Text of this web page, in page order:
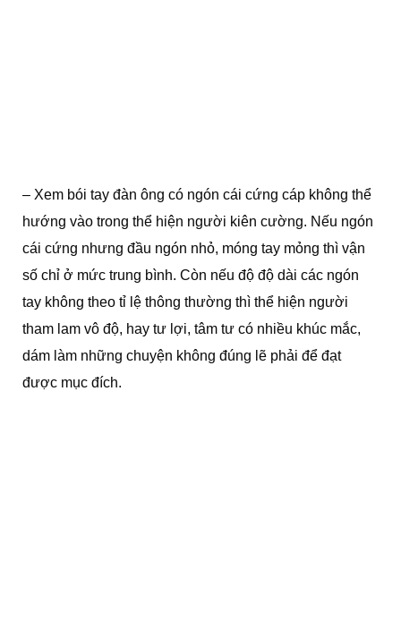
– Xem bói tay đàn ông có ngón cái cứng cáp không thể
hướng vào trong thể hiện người kiên cường. Nếu ngón
cái cứng nhưng đầu ngón nhỏ, móng tay mỏng thì vận
số chỉ ở mức trung bình. Còn nếu độ độ dài các ngón
tay không theo tỉ lệ thông thường thì thể hiện người
tham lam vô độ, hay tư lợi, tâm tư có nhiều khúc mắc,
dám làm những chuyện không đúng lẽ phải để đạt
được mục đích.